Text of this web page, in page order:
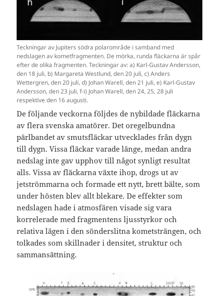
Teckningar av Jupiters södra polarområde i samband med
nedslagen av kometfragmenten. De mörka, runda fläckarna är spår
efter de olika fragmenten. Teckningar av: a) Karl-Gustav Andersson,
den 18 juli, b) Margareta Westlund, den 20 juli, c) Anders
Wettergren, den 20 juli, d) Johan Warell, den 21 juli, e) Karl-Gustav
Andersson, den 23 juli, f-i) Johan Warell, den 24, 25, 28 juli
respektive den 16 augusti.
De följande veckorna följdes de nybildade fläckarna
av flera svenska amatörer. Det oregelbundna
pärlbandet av smutsfläckar utvecklades från dygn
till dygn. Vissa fläckar varade länge, medan andra
nedslag inte gav upphov till något synligt resultat
alls. Vissa av fläckarna växte ihop, drogs ut av
jetströmmarna och formade ett nytt, brett bälte, som
under hösten blev allt blekare. De effekter som
nedslagen hade i atmosfären visade sig vara
korrelerade med fragmentens ljusstyrkor och
relativa lägen i den sönderslitna kometsträngen, och
tolkades som skillnader i densitet, struktur och
sammansättning.